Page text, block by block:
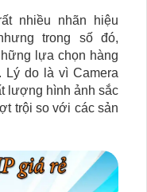
nhiều nhãn hiệu
trong số đó,
lựa chọn hàng
do là vì Camera
lượng hình ảnh sắc
trội so với các sản